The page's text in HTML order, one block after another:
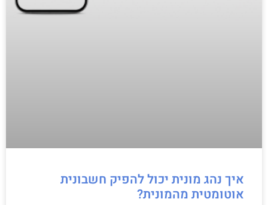
איך נהג מונית יכול להפיק חשבונית
אוטומטית מהמונית?